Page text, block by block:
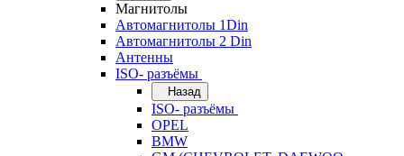
Магнитолы
Автомагнитолы 1Din
Автомагнитолы 2 Din
Антенны
ISO- разъёмы
Назад
ISO- разъёмы
OPEL
BMW